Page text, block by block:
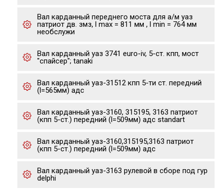
Вал карданный переднего моста для а/м уаз
патриот дв. змз, l max = 811 мм , l min = 764 мм
необслужи
Вал карданный уаз 3741 euro-iv, 5-ст. кпп, мост
"спайсер"; tanaki
Вал карданный уаз-31512 кпп 5-ти ст. передний
(l=565мм) адс
Вал карданный уаз-3160, 315195, 3163 патриот
(кпп 5-ст.) передний (l=509мм) адс standart
Вал карданный уаз-3160,315195,3163 патриот
(кпп 5-ст.) передний (l=509мм) адс
Вал карданный уаз-3163 рулевой в сборе под гур
delphi